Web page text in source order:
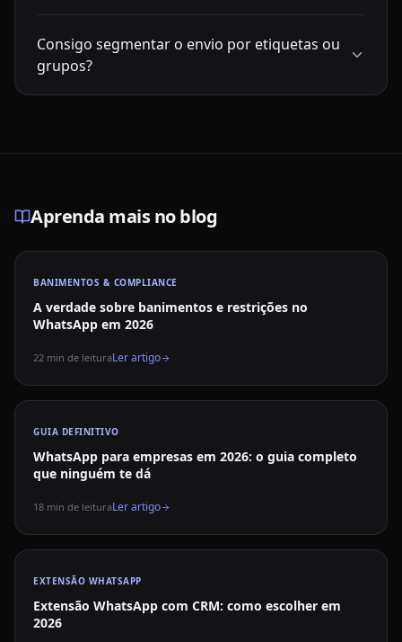
Consigo segmentar o envio por etiquetas ou
grupos?
Aprenda mais no blog
BANIMENTOS & COMPLIANCE
A verdade sobre banimentos e restrições no
WhatsApp em 2026
22 min de leituraLer artigo
GUIA DEFINITIVO
WhatsApp para empresas em 2026: o guia completo
que ninguém te dá
18 min de leituraLer artigo
EXTENSÃO WHATSAPP
Extensão WhatsApp com CRM: como escolher em
2026